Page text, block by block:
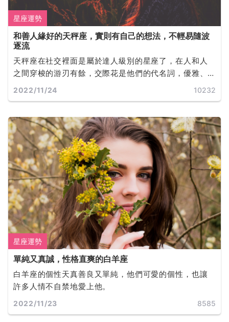
星座運勢
和善人緣好的天秤座，實則有自己的想法，不輕易隨波
逐流
天秤座在社交裡面是屬於達人級別的星座了，在人和人
之間穿梭的游刃有餘，交際花是他們的代名詞，優雅、
知性，讓人感覺氣質很高貴。
2022/11/24 10232
星座運勢
單純又真誠，性格直爽的白羊座
白羊座的個性天真善良又單純，他們可愛的個性，也讓
許多人情不自禁地愛上他。
2022/11/23 8585